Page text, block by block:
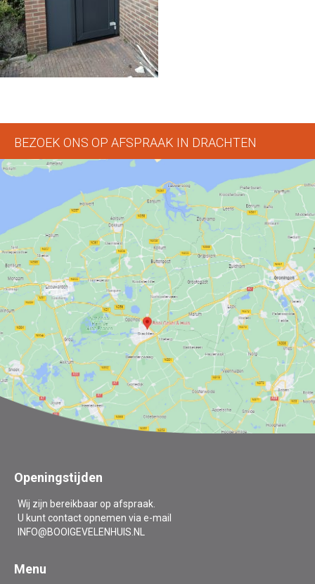
BEZOEK ONS OP AFSPRAAK IN DRACHTEN
Openingstijden
Wij zijn bereikbaar op afspraak.
U kunt contact opnemen via e-mail
INFO@BOOIGEVELENHUIS.NL
Menu